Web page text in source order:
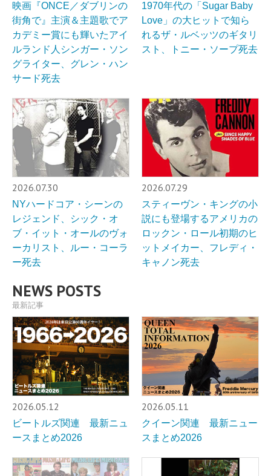
映画『ONCE／ダブリンの
街角で』主演＆主題歌でア
カデミー賞にも輝いたアイ
ルランド人シンガー・ソン
グライター、グレン・ハン
サード死去
1970年代の「Sugar Baby
Love」の大ヒットで知ら
れるザ・ルベッツのギタリ
スト、トニー・ソープ死去
2026.07.30
NYハードコア・シーンの
レジェンド、シック・オ
ブ・イット・オールのヴォ
ーカリスト、ルー・コーラ
ー死去
2026.07.29
スティーヴン・キングの小
説にも登場するアメリカの
ロックン・ロール初期のヒ
ットメイカー、フレディ・
キャノン死去
NEWS POSTS
最新記事
2026.05.12
ビートルズ関連 最新ニュ
ースまとめ2026
2026.05.11
クイーン関連 最新ニュー
スまとめ2026